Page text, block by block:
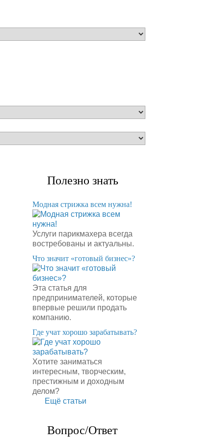
Полезно знать
Модная стрижка всем нужна!
Услуги парикмахера всегда
востребованы и актуальны.
​Что значит «готовый бизнес»?
Эта статья для
предпринимателей, которые
впервые решили продать
компанию.
​Где учат хорошо зарабатывать?
Хотите заниматься
интересным, творческим,
престижным и доходным
делом?
Ещё статьи
Вопрос/Ответ